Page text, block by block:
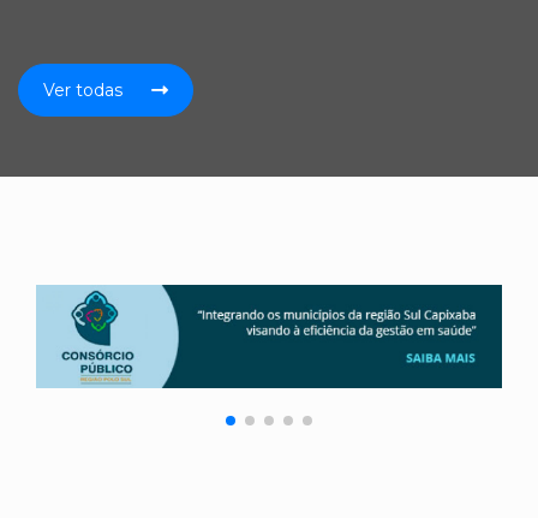
Ver todas